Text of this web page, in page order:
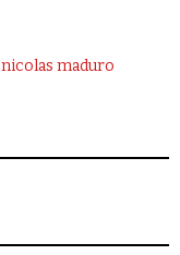
nicolas maduro